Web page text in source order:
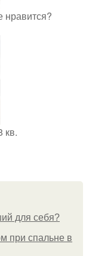
нравится?
кв.
для себя?
при спальне в